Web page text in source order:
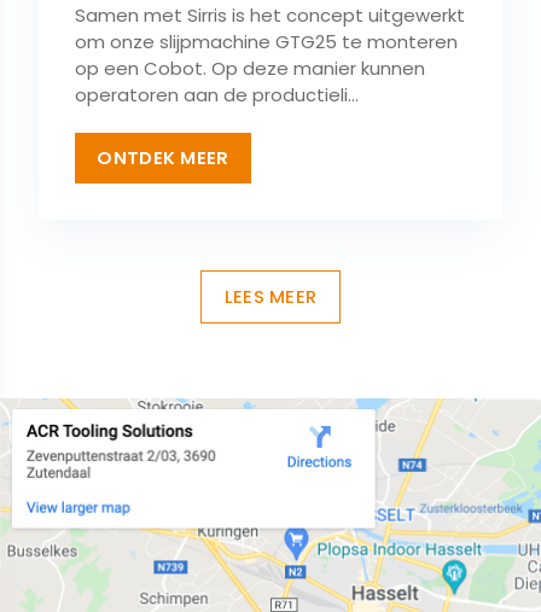
Samen met Sirris is het concept uitgewerkt
om onze slijpmachine GTG25 te monteren
op een Cobot. Op deze manier kunnen
operatoren aan de productieli...
ONTDEK MEER
LEES MEER